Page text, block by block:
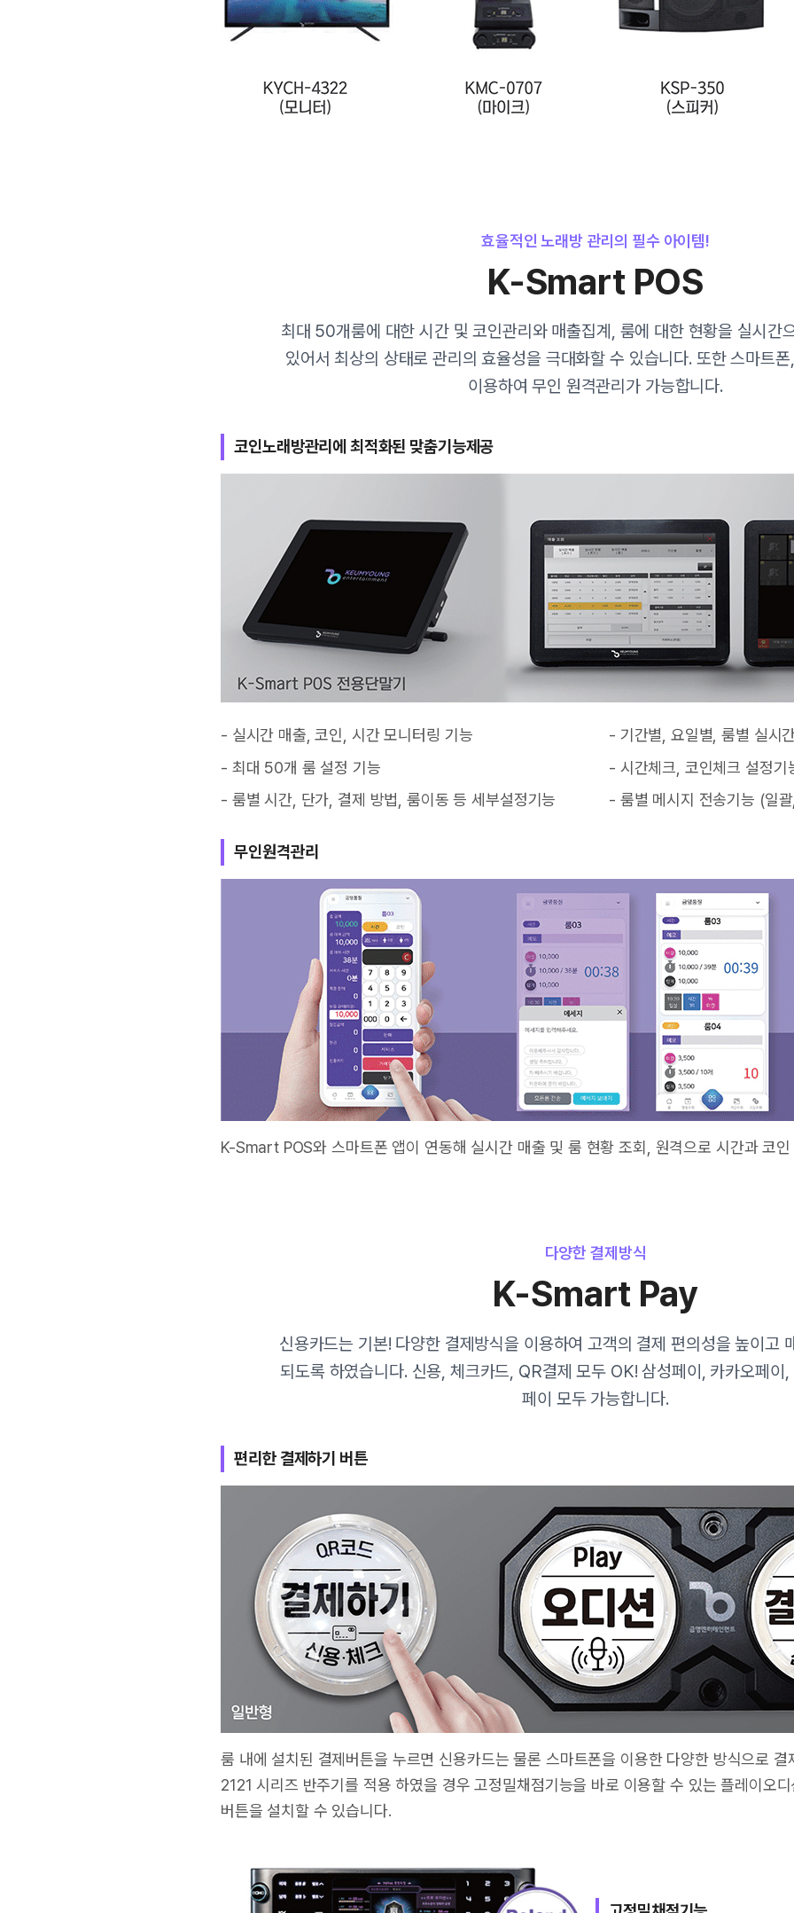
효율적인 노래방 관리의 필수 아이템!
K-Smart POS
최대 50개룸에 대한 시간 및 코인관리와 매출집계, 룸에 대한 현황을 실시간
있어서 최상의 상태로 관리의 효율성을 극대화할 수 있습니다. 또한 스마트
이용하여 무인 원격관리가 가능합니다.
코인노래방관리에 최적화된 맞춤기능제공
- 실시간 매출, 코인, 시간 모니터링 기능
- 최대 50개 룸 설정 기능
- 룸별 시간, 단가, 결제 방법, 룸이동 등 세부설정기능
- 기간별, 요일별, 룸별 실시
- 시간체크, 코인체크 설정기
- 룸별 메시지 전송기능 (일
무인원격관리
K-Smart POS와 스마트폰 앱이 연동해 실시간 매출 및 룸 현황 조회, 원격으로 시간과 코
다양한 결제방식
K-Smart Pay
신용카드는 기본! 다양한 결제방식을 이용하여 고객의 결제 편의성을 높이고
되도록 하였습니다. 신용, 체크카드, QR결제 모두 OK! 삼성페이, 카카오페이
페이 모두 가능합니다.
편리한 결제하기 버튼
룸 내에 설치된 결제버튼을 누르면 신용카드는 물론 스마트폰을 이용한 다양한 방식으로
2121 시리즈 반주기를 적용 하였을 경우 고정밀채점기능을 바로 이용할 수 있는 플레이오
버튼을 설치할 수 있습니다.